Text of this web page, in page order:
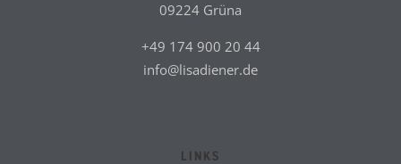
09224 Grüna
+49 174 900 20 44
info@lisadiener.de
LINKS